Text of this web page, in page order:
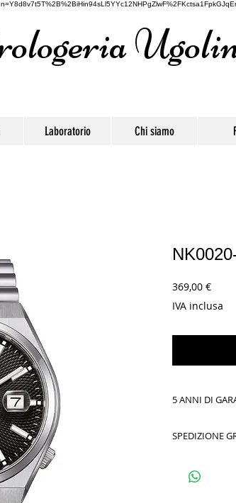
Laboratorio Chi siamo
369,00 €Prezzo
IVA inclusa
5 ANNI DI
SPEDIZIONE